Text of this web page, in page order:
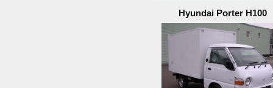
Hyundai Porter H100